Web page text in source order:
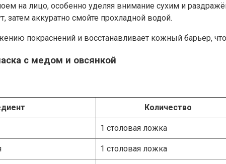
на лицо, особенно уделяя внимание сухим и
затем аккуратно смойте прохладной водой.
покраснений и восстанавливает кожный барьер,
с медом и овсянкой
Количество
1 столовая ложка
1 столовая ложка